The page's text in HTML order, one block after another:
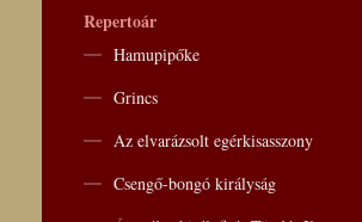
Repertoár
Hamupipőke
Grincs
Az elvarázsolt egérkisasszony
Csengő-bongó királyság